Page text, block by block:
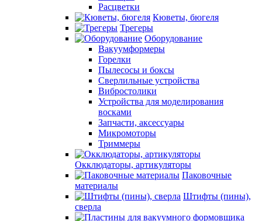
Расцветки
Кюветы, бюгеля
Трегеры
Оборудование
Вакуумформеры
Горелки
Пылесосы и боксы
Сверлильные устройства
Вибростолики
Устройства для моделирования
восками
Запчасти, аксессуары
Микромоторы
Триммеры
Окклюдаторы, артикуляторы
Паковочные
материалы
Штифты (пины),
сверла